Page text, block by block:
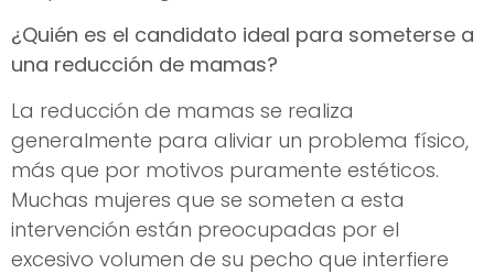
¿Quién es el candidato ideal para someterse a
una reducción de mamas?
La reducción de mamas se realiza
generalmente para aliviar un problema físico,
más que por motivos puramente estéticos.
Muchas mujeres que se someten a esta
intervención están preocupadas por el
excesivo volumen de su pecho que interfiere